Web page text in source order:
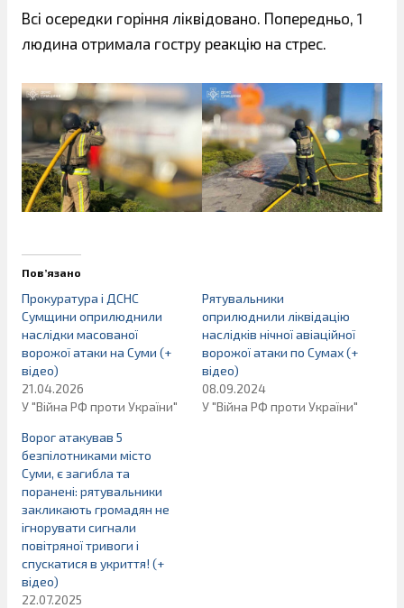
Всі осередки горіння ліквідовано. Попередньо, 1
людина отримала гостру реакцію на стрес.
Пов’язано
Прокуратура і ДСНС
Сумщини оприлюднили
наслідки масованої
ворожої атаки на Суми (+
відео)
21.04.2026
У "Війна РФ проти України"
Рятувальники
оприлюднили ліквідацію
наслідків нічної авіаційної
ворожої атаки по Сумах (+
відео)
08.09.2024
У "Війна РФ проти України"
Ворог атакував 5
безпілотниками місто
Суми, є загибла та
поранені: рятувальники
закликають громадян не
ігнорувати сигнали
повітряної тривоги і
спускатися в укриття! (+
відео)
22.07.2025